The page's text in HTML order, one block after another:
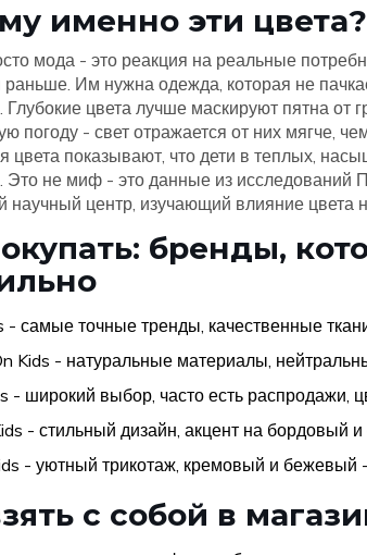
именно эти
мода - это реакция на реальные
Им нужна одежда, которая не
Глубокие цвета лучше маскируют пятна от
погоду - свет отражается от них мягче,
цвета показывают, что дети в теплых,
Это не миф - это данные из исследований
научный центр, изучающий влияние цвета
бренды,
- самые точные тренды, качественные
Kids - натуральные материалы,
- широкий выбор, часто есть распродажи,
- стильный дизайн, акцент на бордовый
- уютный трикотаж, кремовый и бежевый
с собой в